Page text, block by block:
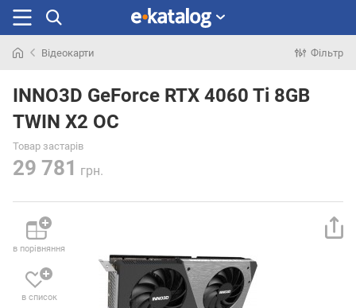
раніше
Відеокарти Фільтр
INNO3D GeForce RTX 4060 Ti 8GB
TWIN X2 OC
Товар застарів
29 781 грн.
в порівняння
в список